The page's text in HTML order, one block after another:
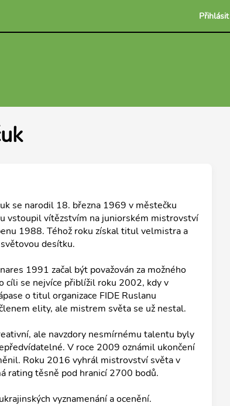
Přihlásit
se narodil 18. března 1969 v městečku
vstoupil vítězstvím na juniorském mistrovství
1988. Téhož roku získal titul velmistra a
desítku.
1991 začal být považován za možného
cíli se nejvíce přiblížil roku 2002, kdy v
o titul organizace FIDE Ruslanu
elity, ale mistrem světa se už nestal.
ale navzdory nesmírnému talentu byly
V roce 2009 oznámil ukončení
Roku 2016 vyhrál mistrovství světa v
rating těsně pod hranicí 2700 bodů.
vyznamenání a ocenění.